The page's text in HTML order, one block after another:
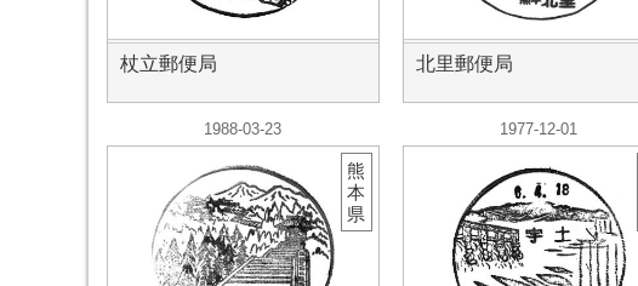
杖立郵便局 北里郵便局
1988-03-23
熊
本
県
1977-12-01